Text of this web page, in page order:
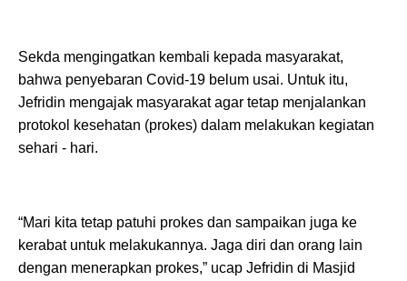
Sekda mengingatkan kembali kepada masyarakat,
bahwa penyebaran Covid-19 belum usai. Untuk itu,
Jefridin mengajak masyarakat agar tetap menjalankan
protokol kesehatan (prokes) dalam melakukan kegiatan
sehari - hari.
“Mari kita tetap patuhi prokes dan sampaikan juga ke
kerabat untuk melakukannya. Jaga diri dan orang lain
dengan menerapkan prokes,” ucap Jefridin di Masjid